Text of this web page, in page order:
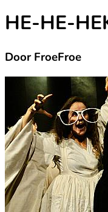
HE-HE-
Door FroeFroe